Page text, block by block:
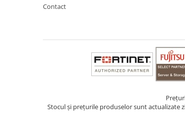
Contact
Stocul și prețurile produselor sunt actualizate